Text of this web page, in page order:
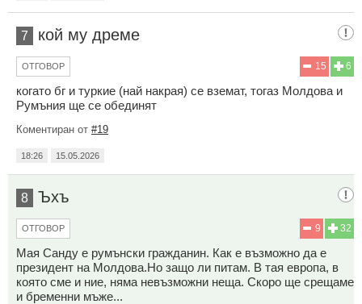
7 кой мy дpeмe
6
15
ОТГОВОР
когато бг и туркие (най накрая) се вземат, тогаз Молдова и
Румъния ще се обединят
Коментиран от #19
18:26 15.05.2026
8 Ъхъ
32
9
ОТГОВОР
Мая Санду е румънски гражданин. Как е възможно да е
президент на Молдова.Но защо ли питам. В тая европа, в
която сме и ние, няма невъзможни неща. Скоро ще срещаме
и бременни мъже...